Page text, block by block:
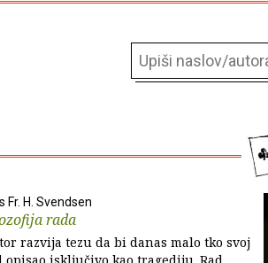
Fr. H. Svendsen
rada
razvija tezu da bi danas malo tko svoj